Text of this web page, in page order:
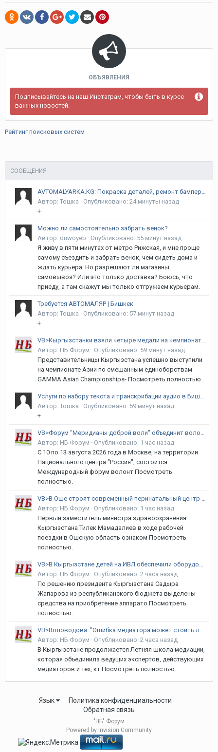
ОБЪЯВЛЕНИЯ
Подписывайтесь на наш Инстаграм, чтобы быть в курсе
важных новостей.
Рейтинг поисковых систем
СООБЩЕНИЯ
AVTOMALYARKA.KG: Покраска деталей, ремонт бамперов, рихтовка и полировка в Бишкеке | Гарантия 12 месяцев! Курманжан Датка (Алма-Атинская) / Объездная
Автор: Тошка · Опубликовано: 24 минуты назад
+
Можно ли самостоятельно забрать венок?
Автор: duwoyeb · Опубликовано: 55 минут назад
Я живу в пяти минутах от метро Рижская, и мне проще
самому съездить и забрать венок, чем сидеть дома и
ждать курьера. Но разрешают ли магазины
самовывоз? Или это только доставка? Боюсь, что
приеду, а там скажут мы только отгружаем курьерам.
Требуется АВТОМАЛЯР | Бишкек
Автор: Тошка · Опубликовано: 57 минут назад
+
VB>Кыргызстанки взяли четыре медали на чемпионате Азии по MMA
Автор: НБ Форум · Опубликовано: 59 минут назад
Представительницы Кыргызстана успешно выступили
на чемпионате Азии по смешанным единоборствам
GAMMA Asian Championships- Посмотреть полностью.
Услуги по набору текста и транскрибации аудио в Бишкеке | Формулы, Таблицы, Кыргызский язык
Автор: Тошка · Опубликовано: 59 минут назад
+
VB>Форум "Меридианы доброй воли" объединит волонтеров Кыргызстана и стран СНГ
Автор: НБ Форум · Опубликовано: 1 час назад
С 10 по 13 августа 2026 года в Москве, на территории
Национального центра "Россия", состоится
Международный форум волонт Посмотреть
полностью.
VB>В Оше строят современный перинатальный центр на 249 коек
Автор: НБ Форум · Опубликовано: 1 час назад
Первый заместитель министра здравоохранения
Кыргызстана Тилек Мамадалиев в ходе рабочей
поездки в Ошскую область ознаком Посмотреть
полностью.
VB>В Кыргызстане детей на ИВЛ обеспечили оборудованием для дома
Автор: НБ Форум · Опубликовано: 2 часа назад
По решению президента Кыргызстана Садыра
Жапарова из республиканского бюджета выделены
средства на приобретение аппарато Посмотреть
полностью.
VB>Воловодова: "Ошибка медиатора может стоить людям возможности договориться"
Автор: НБ Форум · Опубликовано: 2 часа назад
В Кыргызстане продолжается Летняя школа медиации,
которая объединила ведущих экспертов, действующих
медиаторов и тех, кт Посмотреть полностью.
Язык
Политика конфиденциальности
Обратная связь
"НБ" Форум
Powered by Invision Community